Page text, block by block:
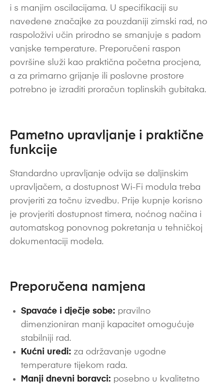
i s manjim oscilacijama. U specifikaciji su
navedene značajke za pouzdaniji zimski rad, no
raspoloživi učin prirodno se smanjuje s padom
vanjske temperature. Preporučeni raspon
površine služi kao praktična početna procjena,
a za primarno grijanje ili poslovne prostore
potrebno je izraditi proračun toplinskih gubitaka.
Pametno upravljanje i praktične
funkcije
Standardno upravljanje odvija se daljinskim
upravljačem, a dostupnost Wi-Fi modula treba
provjeriti za točnu izvedbu. Prije kupnje korisno
je provjeriti dostupnost timera, noćnog načina i
automatskog ponovnog pokretanja u tehničkoj
dokumentaciji modela.
Preporučena namjena
Spavaće i dječje sobe: pravilno
dimenzioniran manji kapacitet omogućuje
stabilniji rad.
Kućni uredi: za održavanje ugodne
temperature tijekom rada.
Manji dnevni boravci: posebno u kvalitetno